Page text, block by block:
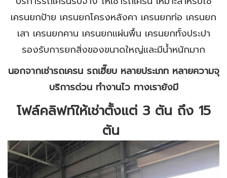
เครนยกป้าย เครนยกโครงหลังคา เครนยกท่อ เครนยก
เสา เครนยกคาน เครนยกแผ่นพื้น เครนยกทั้งประปา
รองรับการยกสิ่งของขนาดใหญ่และมีน้ำหนักมาก
นอกจากเช่ารถเครน รถเฮี๊ยบ หลายประเภท หลายความจุ
บริการด่วน ทำงานไว ทางเรายังมี
โฟล์คลิฟท์ให้เช่าตั้งแต่ 3 ตัน ถึง 15
ตัน